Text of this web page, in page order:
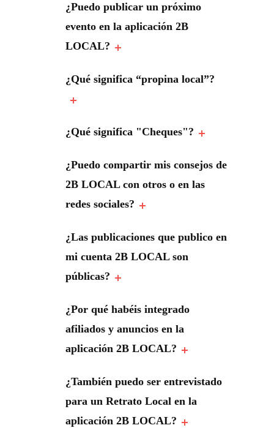
¿Puedo publicar un próximo
evento en la aplicación 2B
LOCAL?
¿Qué significa “propina local”?
¿Qué significa "Cheques"?
¿Puedo compartir mis consejos de
2B LOCAL con otros o en las
redes sociales?
¿Las publicaciones que publico en
mi cuenta 2B LOCAL son
públicas?
¿Por qué habéis integrado
afiliados y anuncios en la
aplicación 2B LOCAL?
¿También puedo ser entrevistado
para un Retrato Local en la
aplicación 2B LOCAL?